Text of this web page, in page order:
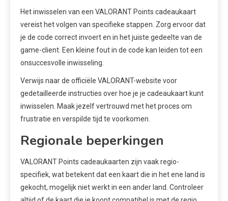
Het inwisselen van een VALORANT Points cadeaukaart
vereist het volgen van specifieke stappen. Zorg ervoor dat
je de code correct invoert en in het juiste gedeelte van de
game-client. Een kleine fout in de code kan leiden tot een
onsuccesvolle inwisseling.
Verwijs naar de officiële VALORANT-website voor
gedetailleerde instructies over hoe je je cadeaukaart kunt
inwisselen. Maak jezelf vertrouwd met het proces om
frustratie en verspilde tijd te voorkomen.
Regionale beperkingen
VALORANT Points cadeaukaarten zijn vaak regio-
specifiek, wat betekent dat een kaart die in het ene land is
gekocht, mogelijk niet werkt in een ander land. Controleer